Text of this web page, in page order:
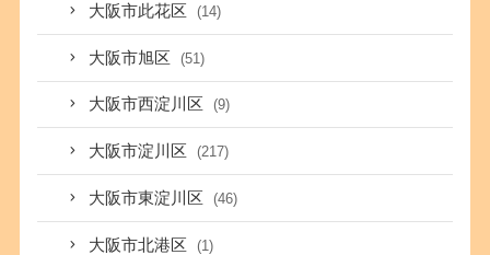
大阪市此花区 (14)
大阪市旭区 (51)
大阪市西淀川区 (9)
大阪市淀川区 (217)
大阪市東淀川区 (46)
大阪市北港区 (1)